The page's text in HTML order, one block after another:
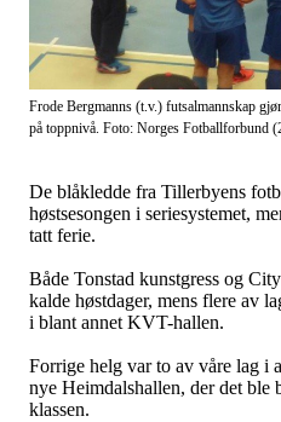
Frode Bergmanns (t.v.) futsalmannskap
på toppnivå. Foto: Norges Fotballforbund
De blåkledde fra Tillerbyens
høstsesongen i seriesystemet,
tatt ferie.
Både Tonstad kunstgress og
kalde høstdager, mens flere av
i blant annet KVT-hallen.
Forrige helg var to av våre lag i
nye Heimdalshallen, der det ble
klassen.